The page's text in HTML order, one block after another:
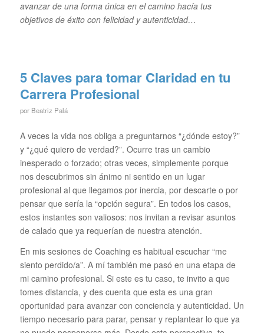
avanzar de una forma única en el camino hacía tus
objetivos de éxito con felicidad y autenticidad…
5 Claves para tomar Claridad en tu
Carrera Profesional
por Beatriz Palá
A veces la vida nos obliga a preguntarnos “¿dónde estoy?”
y “¿qué quiero de verdad?”. Ocurre tras un cambio
inesperado o forzado; otras veces, simplemente porque
nos descubrimos sin ánimo ni sentido en un lugar
profesional al que llegamos por inercia, por descarte o por
pensar que sería la “opción segura”. En todos los casos,
estos instantes son valiosos: nos invitan a revisar asuntos
de calado que ya requerían de nuestra atención.
En mis sesiones de Coaching es habitual escuchar “me
siento perdido/a”. A mí también me pasó en una etapa de
mi camino profesional. Si este es tu caso, te invito a que
tomes distancia, y des cuenta que esta es una gran
oportunidad para avanzar con conciencia y autenticidad. Un
tiempo necesario para parar, pensar y replantear lo que ya